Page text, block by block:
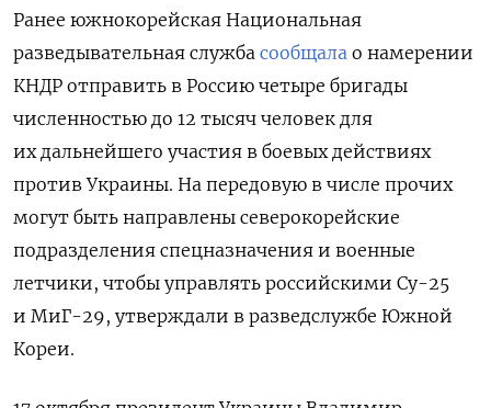
Ранее южнокорейская Национальная
разведывательная служба сообщала о намерении
КНДР отправить в Россию четыре бригады
численностью до 12 тысяч человек для
их дальнейшего участия в боевых действиях
против Украины. На передовую в числе прочих
могут быть направлены северокорейские
подразделения спецназначения и военные
летчики, чтобы управлять российскими Су-25
и МиГ-29, утверждали в разведслужбе Южной
Кореи.